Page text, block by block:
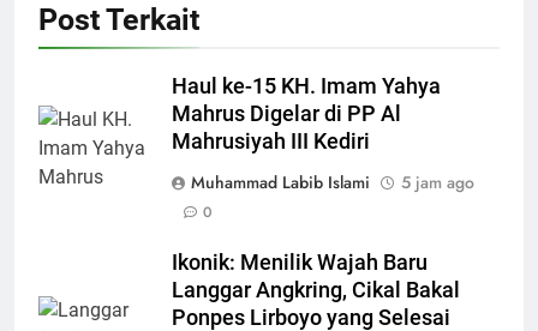
Post Terkait
Haul ke-15 KH. Imam Yahya
Mahrus Digelar di PP Al
Mahrusiyah III Kediri
Muhammad Labib Islami
5 jam ago
0
Ikonik: Menilik Wajah Baru
Langgar Angkring, Cikal Bakal
Ponpes Lirboyo yang Selesai